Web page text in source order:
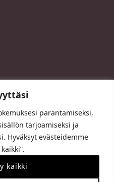
parantamiseksi,
tarjoamiseksi ja
Hyväksyt evästeidemme
kaikki